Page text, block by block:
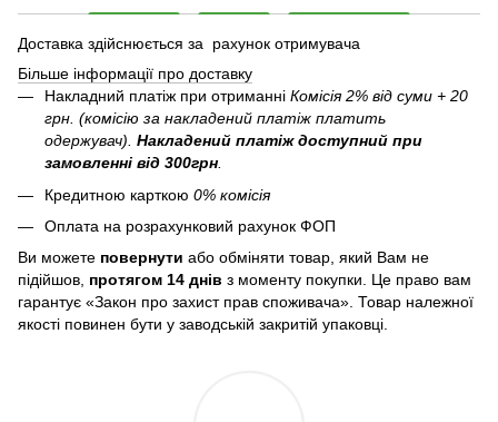
Доставка здійснюється за рахунок отримувача
Більше інформації про доставку
Накладний платіж при отриманні Комісія 2% від суми + 20
грн. (комісію за накладений платіж платить
одержувач). Накладений платіж доступний при
замовленні від 300грн
Кредитною карткою 0% комісія
Оплата на розрахунковий рахунок ФОП
Ви можете повернути або обміняти товар, який Вам не
підійшов, протягом 14 днів з моменту покупки. Це право вам
гарантує «Закон про захист прав споживача». Товар належної
якості повинен бути у заводській закритій упаковці.